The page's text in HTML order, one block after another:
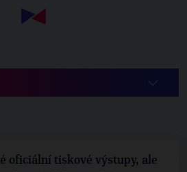
oficiální tiskové výstupy, ale